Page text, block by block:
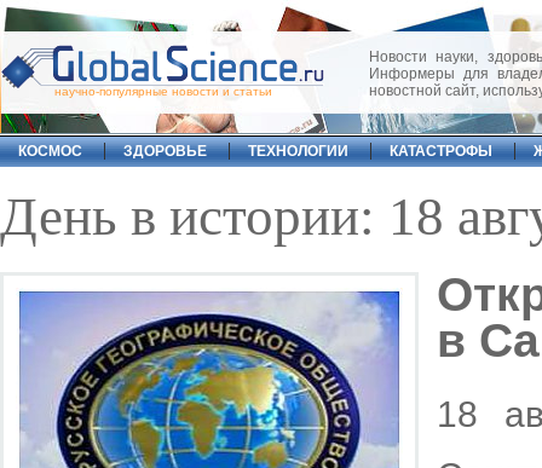
научно-популярные новости и статьи
Новости науки,
Информеры для
новостной сайт,
КОСМОС ЗДОРОВЬЕ ТЕХНОЛОГИИ КАТАСТРОФЫ
День в истории: 18
в
18